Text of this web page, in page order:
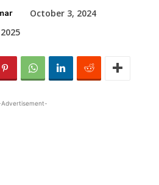
October 3, 2024